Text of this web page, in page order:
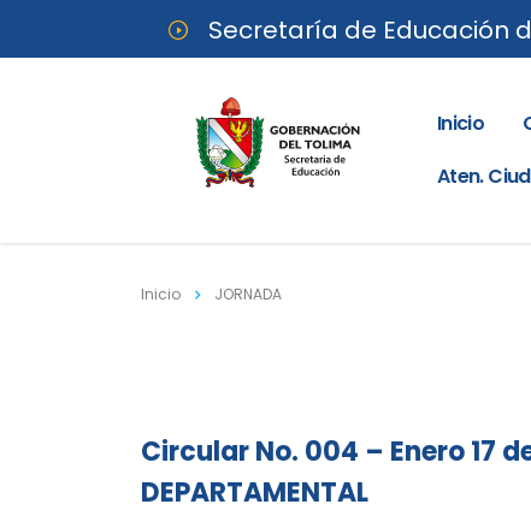
Secretaría de Educación
Inicio
Aten.
Inicio JORNADA
Circular No. 004 – Enero 17
DEPARTAMENTAL